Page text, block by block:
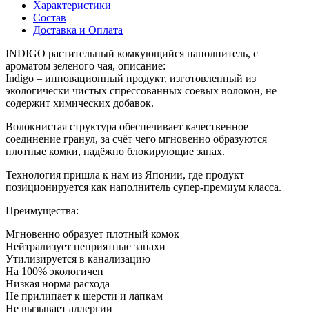
Характеристики
Состав
Доставка и Оплата
INDIGO растительный комкующийся наполнитель, с
ароматом зеленого чая, описание:
Indigo – инновационный продукт, изготовленный из
экологически чистых спрессованных соевых волокон, не
содержит химических добавок.
Волокнистая структура обеспечивает качественное
соединение гранул, за счёт чего мгновенно образуются
плотные комки, надёжно блокирующие запах.
Технология пришла к нам из Японии, где продукт
позиционируется как наполнитель супер-премиум класса.
Преимущества:
Мгновенно образует плотный комок
Нейтрализует неприятные запахи
Утилизируется в канализацию
На 100% экологичен
Низкая норма расхода
Не прилипает к шерсти и лапкам
Не вызывает аллергии